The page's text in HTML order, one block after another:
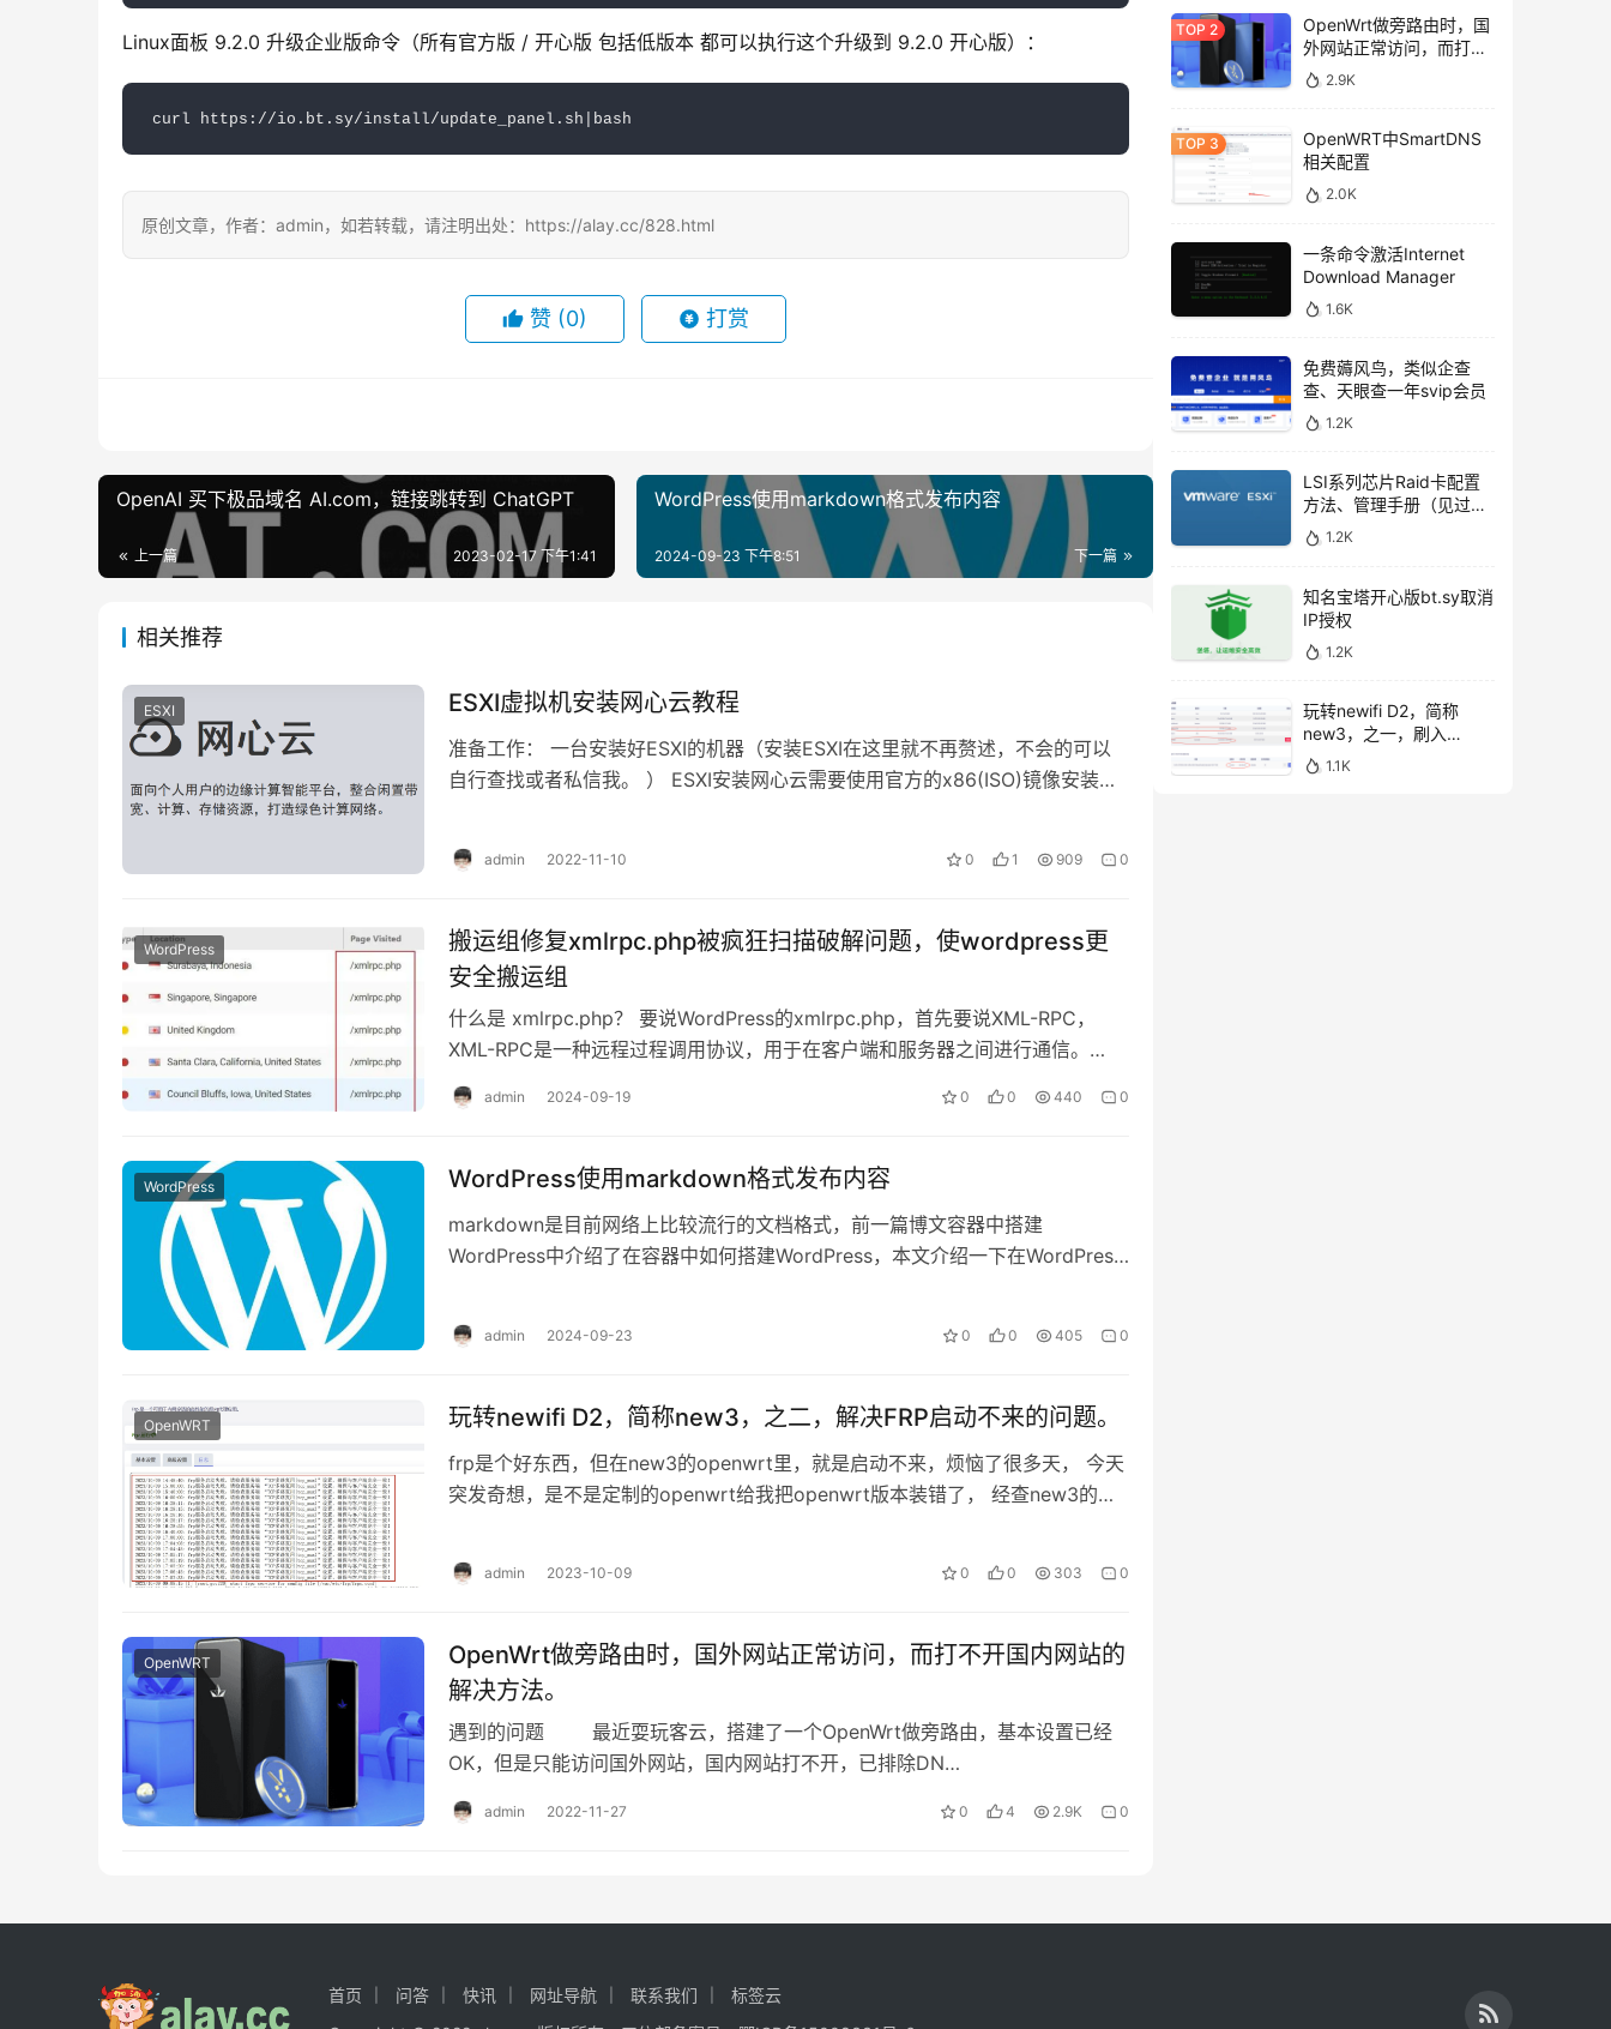
Linux面板 9.2.0 升级企业版命令（所有官方版 / 开心版 包括低版本 都可以执行这个升级到 9.2.0 开心版）：
curl https://io.bt.sy/install/update_panel.sh|bash
原创文章，作者：admin，如若转载，请注明出处：https://alay.cc/828.html
赞 (0) 打赏
OpenAI 买下极品域名 AI.com，链接跳转到 ChatGPT
上一篇 2023-02-17 下午1:41
WordPress使用markdown格式发布内容
下一篇
2024-09-23 下午8:51
相关推荐
ESXI ESXI虚拟机安装网心云教程
准备工作： 一台安装好ESXI的机器（安装ESXI在这里就不再赘述，不会的可以
自行查找或者私信我。 ） ESXI安装网心云需要使用官方的x86(ISO)镜像安装
admin 2022-11-10 0 1 909 0
WordPress
搬运组修复xmlrpc.php被疯狂扫描破解问题，使wordpress更
安全搬运组
什么是 xmlrpc.php？ 要说WordPress的xmlrpc.php，首先要说XML-RPC，
XML-RPC是一种远程过程调用协议，用于在客户端和服务器之间进行通信。
xml…
admin 2024-09-19 0 0 440 0
WordPress WordPress使用markdown格式发布内容
markdown是目前网络上比较流行的文档格式，前一篇博文容器中搭建
WordPress中介绍了在容器中如何搭建WordPress，本文介绍一下在WordPress
admin 2024-09-23 0 0 405 0
OpenWRT 玩转newifi D2，简称new3，之二，解决FRP启动不来的问题。
frp是个好东西，但在new3的openwrt里，就是启动不来，烦恼了很多天， 今天
突发奇想，是不是定制的openwrt给我把openwrt版本装错了， 经查new3的架
admin 2023-10-09 0 0 303 0
OpenWRT
OpenWrt做旁路由时，国外网站正常访问，而打不开国内网站的
解决方法。
遇到的问题 最近耍玩客云，搭建了一个OpenWrt做旁路由，基本设置已经
OK，但是只能访问国外网站，国内网站打不开，已排除DN…
admin 2022-11-27 0 4 2.9K 0
OpenWrt做旁路由时，国
外网站正常访问，而打不
开国内网站的解决方法。
2.9K
OpenWRT中SmartDNS
相关配置
2.0K
一条命令激活Internet
Download Manager
1.6K
免费薅风鸟，类似企查
查、天眼查一年svip会员
1.2K
LSI系列芯片Raid卡配置
方法、管理手册（见过的
最全的）
1.2K
知名宝塔开心版bt.sy取消
IP授权
1.2K
玩转newifi D2，简称
new3，之一，刷入
openwrt后，USB扩容。
1.1K
首页 问答 快讯 网址导航 联系我们
标签云